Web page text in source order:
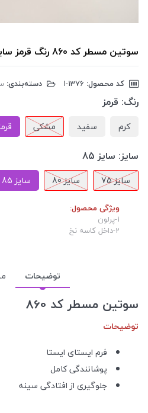
سوتین مسطر کد 860 رنگ قرمز سایز 85
کد محصول: دسته‌بندی:
رنگ: قرمز
کرم سفید مشکی
سایز: سایز 85
سایز 75 سایز 80 سایز 85
ویژگی محصول:
1-پرلون
2-داخل کاسه نخ
توضیحات
سوتین مسطر کد 860
توضیحات
فرم ایستای ایستا
پوشانندگی کامل
جلوگیری از افتادگی سینه